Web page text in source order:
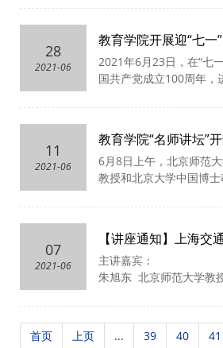
中国共产党百年华诞。
自3月上旬发布竞赛通知
属单位等代表队。由我
组成的团队代表教育学
初赛、复赛多轮积累角逐
习知识竞赛决赛在图书
28
2021-06
教育学院开展迎“七一
活动
2021年6月23日，在“七
国共产党成立100周年，
支各支部开展——迎“七
记陈庆、硕士研究生党
院全体党员与入党积极
的党课。
11
2021-06
教育学院“名师讲坛”
朱旭东教授、北京大
场活动
6月8日上午，北京师范
教授和北京大学中国博
场活动并作报告。教育
机关部处、直属单位及
此次活动。
07
2021-06
【讲座通知】上海交
讲坛”开讲仪式暨首场
主讲嘉宾：
朱旭东 北京师范大学教
主任
首页
上页 ... 39 40 41